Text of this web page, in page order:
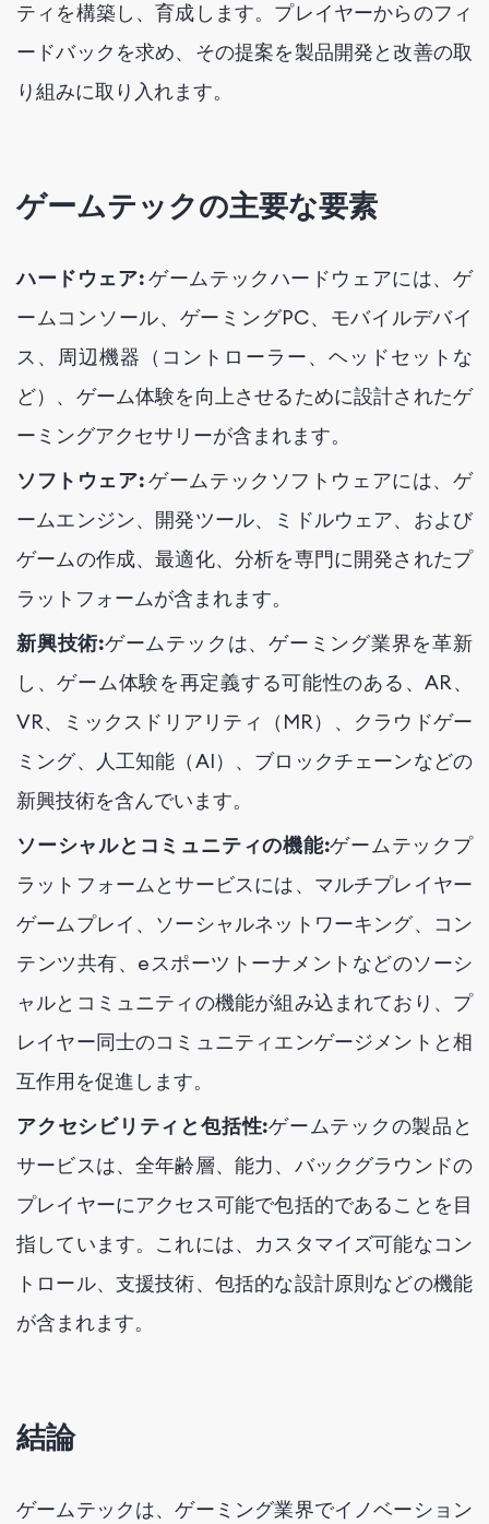
ティを構築し、育成します。プレイヤーからのフィ
ードバックを求め、その提案を製品開発と改善の取
り組みに取り入れます。
ゲームテックの主要な要素
ハードウェア:ゲームテックハードウェアには、ゲ
ームコンソール、ゲーミングPC、モバイルデバイ
ス、周辺機器（コントローラー、ヘッドセットな
ど）、ゲーム体験を向上させるために設計されたゲ
ーミングアクセサリーが含まれます。
ソフトウェア:ゲームテックソフトウェアには、ゲ
ームエンジン、開発ツール、ミドルウェア、および
ゲームの作成、最適化、分析を専門に開発されたプ
ラットフォームが含まれます。
新興技術:ゲームテックは、ゲーミング業界を革新
し、ゲーム体験を再定義する可能性のある、AR、
VR、ミックスドリアリティ（MR）、クラウドゲー
ミング、人工知能（AI）、ブロックチェーンなどの
新興技術を含んでいます。
ソーシャルとコミュニティの機能:ゲームテックプ
ラットフォームとサービスには、マルチプレイヤー
ゲームプレイ、ソーシャルネットワーキング、コン
テンツ共有、eスポーツトーナメントなどのソーシ
ャルとコミュニティの機能が組み込まれており、プ
レイヤー同士のコミュニティエンゲージメントと相
互作用を促進します。
アクセシビリティと包括性:ゲームテックの製品と
サービスは、全年齢層、能力、バックグラウンドの
プレイヤーにアクセス可能で包括的であることを目
指しています。これには、カスタマイズ可能なコン
トロール、支援技術、包括的な設計原則などの機能
が含まれます。
結論
ゲームテックは、ゲーミング業界でイノベーション